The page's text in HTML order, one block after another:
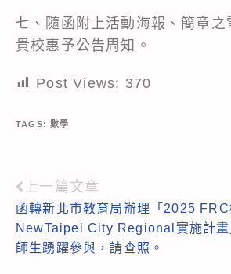
七、隨函附上活動海報、簡章
貴校惠予公告周知。
Post Views: 370
TAGS:數學
Read
more
articles
上一篇文章
函轉新北市教育局辦理「2025
NewTaipei City Regional實施計畫
師生踴躍參與，請查照。